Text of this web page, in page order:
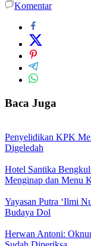
Komentar
Baca Juga
Penyelidikan KPK
Digeledah
Hotel Santika
Menginap dan Menu
Yayasan Putra ‘Ilmi
Budaya Dol
Herwan Antoni: